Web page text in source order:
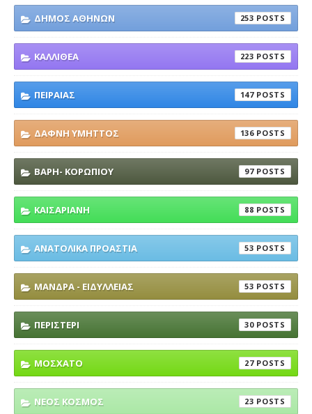
ΔΗΜΟΣ ΑΘΗΝΩΝ 253
ΚΑΛΛΙΘΕΑ 223
ΠΕΙΡΑΙΑΣ 147
ΔΑΦΝΗ ΥΜΗΤΤΟΣ 136
ΒΑΡΗ- ΚΟΡΩΠΙΟΥ 97
ΚΑΙΣΑΡΙΑΝΗ 88
ΑΝΑΤΟΛΙΚΑ ΠΡΟΑΣΤΙΑ 53
ΜΑΝΔΡΑ - ΕΙΔΥΛΛΕΙΑΣ 53
ΠΕΡΙΣΤΕΡΙ 30
ΜΟΣΧΑΤΟ 27
ΝΕΟΣ ΚΟΣΜΟΣ 23